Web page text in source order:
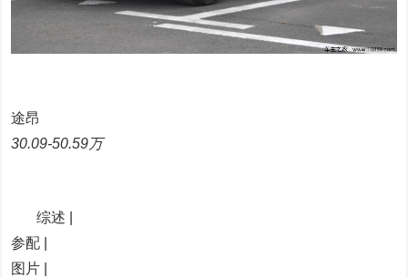
途昂
30.09-50.59万
综述 |
参配 |
图片 |